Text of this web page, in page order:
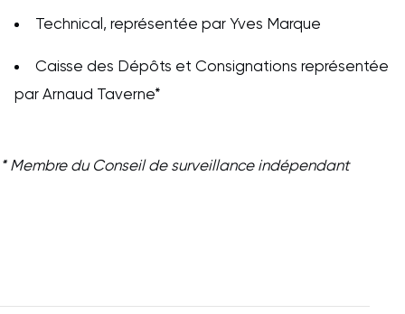
Technical, représentée par Yves Marque
Caisse des Dépôts et Consignations représentée
par Arnaud Taverne*
* Membre du Conseil de surveillance indépendant